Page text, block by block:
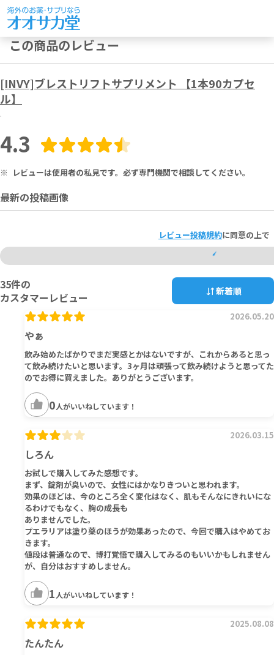
この商品のレビュー
[INVY]ブレストリフトサプリメント 【1本90カプセ
ル】
4.3
※ レビューは使用者の私見です。必ず専門機関で相談してください。
最新の投稿画像
レビュー投稿規約に同意の上で
35件の
カスタマーレビュー
新着順
やぁ
2026.05.20
飲み始めたばかりでまだ実感とかはないですが、これからあると思っ
て飲み続けたいと思います。3ヶ月は頑張って飲み続けようと思ってた
のでお得に買えました。ありがとうございます。
0人がいいねしています！
しろん
2026.03.15
お試しで購入してみた感想です。
まず、錠剤が臭いので、女性にはかなりきついと思われます。
効果のほどは、今のところ全く変化はなく、肌もそんなにきれいにな
るわけでもなく、胸の成長も
ありませんでした。
プエラリアは塗り薬のほうが効果あったので、今回で購入はやめてお
きます。
値段は普通なので、博打覚悟で購入してみるのもいいかもしれません
が、自分はおすすめしません。
1 人がいいねしています！
たんたん
2025.08.08